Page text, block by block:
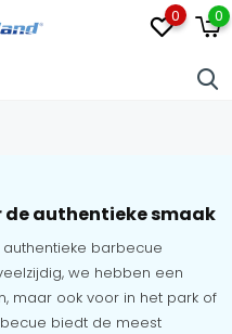
0 0
de authentieke smaak
barbecue
we hebben een
maar ook voor in het park of
biedt de meest